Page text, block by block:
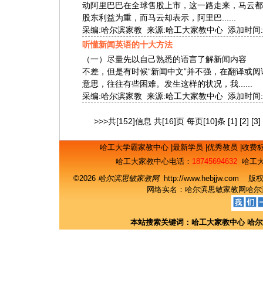
动阿里巴巴在全球售股上市，这一路走来，马
股东利益为重，而马云却表示，阿里巴......
采编:哈尔滨家教 来源:哈工大家教中心 添加时
听懂新闻英语的十大方法
（一）尽量先以自己熟悉的语言了解新闻内容
不差，但是有时候“新闻中文”并不强，在翻译或
意思，往往有些困难。发生这样的状况，我......
采编:哈尔滨家教 来源:哈工大家教中心 添加时
>>>共[152]信息 共[16]页 每页[10]条 [1] [2] [3]
哈工大学霸家教中心 最新学员 优秀教员 收费
哈工大家教中心电话： 18745694632 哈工
©2026 哈尔滨思敏家教网http://www.hebjjw.com 版
网络实名： 哈尔滨思敏家教网哈尔
本站搜索关键词： 哈工大家教中心 哈